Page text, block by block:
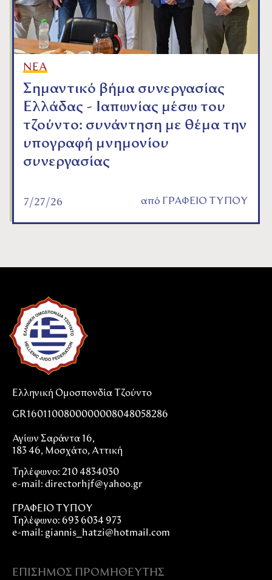
ΝΕΑ
Σημαντικό βήμα συνεργασίας
Ελλάδας - Ιαπωνίας μέσω του
τζούντο: συνάντηση με θέμα την
υπογραφή μνημονίου
συνεργασίας
7/27/26 από ΓΡΑΦΕΙΟ ΤΥΠΟΥ
Ελληνική Ομοσπονδία Τζούντο
GR1601100800000008048058286
Αγίων Σαράντα 16,
183 46, Μοσχάτο, Αττική
Τηλέφωνο: 210 4834030
e-mail: directorhjf@yahoo.gr
ΓΡΑΦΕΙΟ ΤΥΠΟΥ
Τηλέφωνο: 693 6034 973
e-mail: giannis_hatzi@hotmail.com
ΕΠΊΣΗΜΟΣ ΠΡΟΜΗΘΕΥΤΉΣ